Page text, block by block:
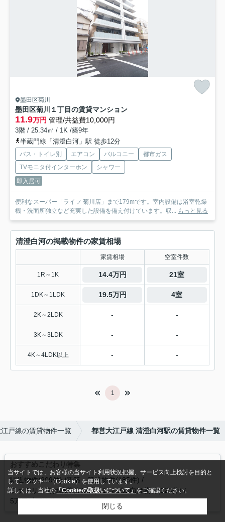
墨田区菊川
墨田区菊川１丁目の賃貸マンション
11.9万円 管理/共益費10,000円
3階 / 25.34㎡ / 1K /築9年
半蔵門線「清澄白河」駅 徒歩12分
バス・トイレ別 エアコン バルコニー
都市ガス
TVモニタ付インターホン
シャワー
即入居可
便利なスーパー「ライフ 菊川店」まで179mです。室内設備は浴室乾燥
機・洗面所独立など充実した設備を備え付けています。収...
もっと見る
清澄白河の掲載物件の家賃相場
家賃相場 空室件数
1R～1K 14.4万円 21室
1DK～1LDK 19.5万円 4室
2K～2LDK - -
3K～3LDK - -
4K～4LDK以上 - -
1
戸線の賃貸物件一覧 都営大江戸線 清澄白河駅の賃貸物件一覧
おすすめこだわり特集
駅近物件(209件) 新築・築浅物件(185件)
ファミリー向け物件(142件) シングル向け物件(125件)
5万円以下物件(19件)
当サイトでは、お客様の当サイト利用状況把握、サービス向上検討を目的と
して、クッキー（Cookie）を使用しています。
詳しくは、当社の「Cookieの取扱いについて」をご確認ください。
閉じる